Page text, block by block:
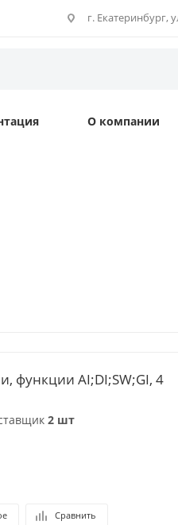
г. Екатеринбург,
О компании
функции AI;DI;SW;GI, 4
2 шт
Сравнить